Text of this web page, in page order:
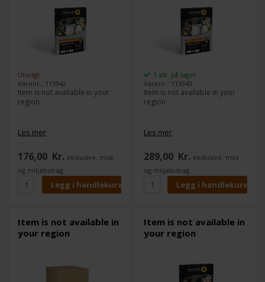
Utsolgt
Varenr.: 113942
Item is not available in your
region
Les mer
176,00 Kr. ekslusive. mva
og miljøbidrag
1 stk. på lager
Varenr.: 113943
Item is not available in your
region
Les mer
289,00 Kr. ekslusive. mva
og miljøbidrag
Item is not available in
your region
Item is not available in
your region